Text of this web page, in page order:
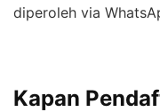
diperoleh via
Kapan